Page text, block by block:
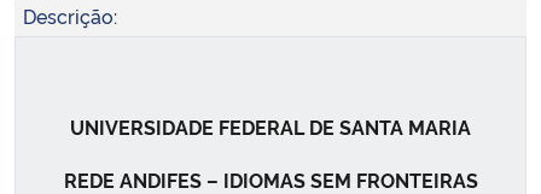
Descrição:
UNIVERSIDADE FEDERAL DE SANTA MARIA
REDE ANDIFES – IDIOMAS SEM FRONTEIRAS